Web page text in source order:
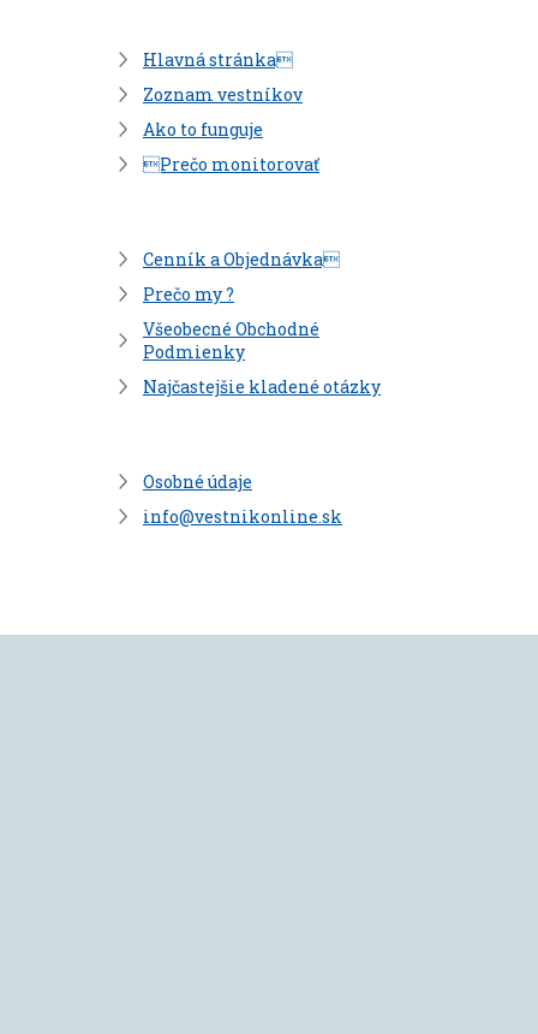
Hlavná stránka
Zoznam vestníkov
Ako to funguje
Prečo monitorovať
Cenník a Objednávka
Prečo my ?
Všeobecné Obchodné
Podmienky
Najčastejšie kladené otázky
Osobné údaje
info@vestnikonline.sk